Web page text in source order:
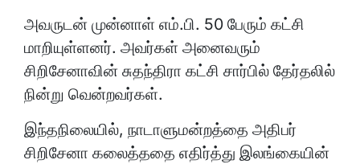
அவருடன் முன்னாள் எம்.பி. 50 பேரும் கட்சி
மாறியுள்ளனர். அவர்கள் அனைவரும்
சிறிசேனாவின் சுதந்திரா கட்சி சார்பில் தேர்தலில்
நின்று வென்றவர்கள்.
இந்தநிலையில், நாடாளுமன்றத்தை அதிபர்
சிறிசேனா கலைத்ததை எதிர்த்து இலங்கையின்